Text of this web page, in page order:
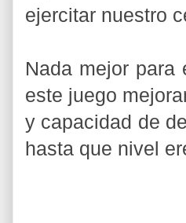
ejercitar nuestro
Nada mejor para
este juego
y capacidad de
hasta que nivel